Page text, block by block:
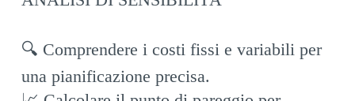
🔍 Comprendere i costi fissi e variabili per
una pianificazione precisa.